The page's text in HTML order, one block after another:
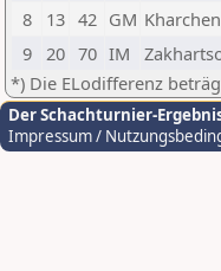
8
13 42 GM
9
20 70 IM
*) Die ELodifferenz
Der Schachturnier-
Impressum /